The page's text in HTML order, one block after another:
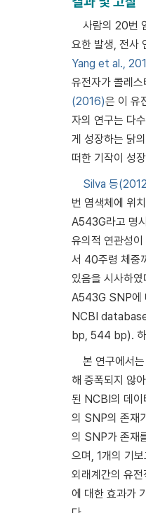
사람의 20번
요한 발생, 전사
Yang et al.,
유전자가 콜레
(2016)은 이 유
자의 연구는 다
게 성장하는 닭
떠한 기작이 성
Silva 등
번 염색체에 위
A543G라고 명
유의적 연관성
서 40주령 체중
있음을 시사하
A543G SNP에
NCBI database
bp, 544 bp). 하
본 연구에서는
해 증폭되지 않
된 NCBI의 데
의 SNP의 존재
의 SNP가 존재
으며, 1개의 기
외래계간의 유
에 대한 효과가